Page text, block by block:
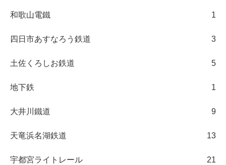
和歌山電鐵 1
四日市あすなろう鉄道 3
土佐くろしお鉄道 5
地下鉄 1
大井川鐵道 9
天竜浜名湖鉄道 13
宇都宮ライトレール 21